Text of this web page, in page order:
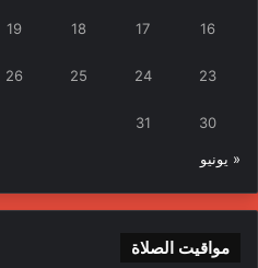
16
17
18
19
23
24
25
26
30
31
« يونيو
مواقيت الصلاة